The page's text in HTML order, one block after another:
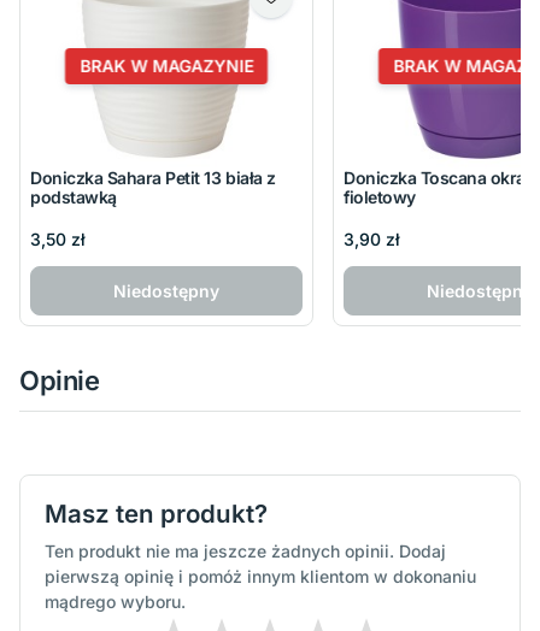
BRAK W MAGAZYNIE
Doniczka Sahara Petit 13 biała z
podstawką
3,50 zł
Niedostępny
BRAK W
Doniczka Toscana
fioletowy
3,90 zł
Niedostępny
Opinie
Masz ten produkt?
Ten produkt nie ma jeszcze żadnych opinii. Dodaj
pierwszą opinię i pomóż innym klientom w dokonaniu
mądrego wyboru.